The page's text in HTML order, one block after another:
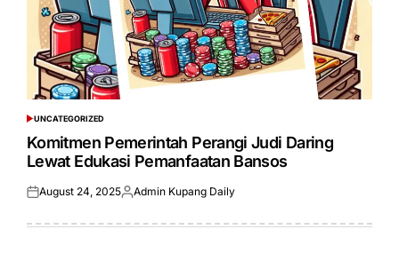
POSTED
IN
UNCATEGORIZED
Komitmen Pemerintah Perangi Judi Daring
Lewat Edukasi Pemanfaatan Bansos
Posted
August 24, 2025Posted
Admin Kupang Daily